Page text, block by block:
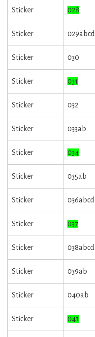
Sticker 028
Sticker 029abcd
Sticker 030
Sticker 031
Sticker 032
Sticker 033ab
Sticker 034
Sticker 035ab
Sticker 036abcd
Sticker 037
Sticker 038abcd
Sticker 039ab
Sticker 040ab
Sticker 041